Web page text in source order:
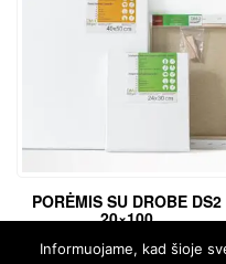
PORĖMIS SU DROBE DS2
20×100
€12,93
Informuojame, kad šioje